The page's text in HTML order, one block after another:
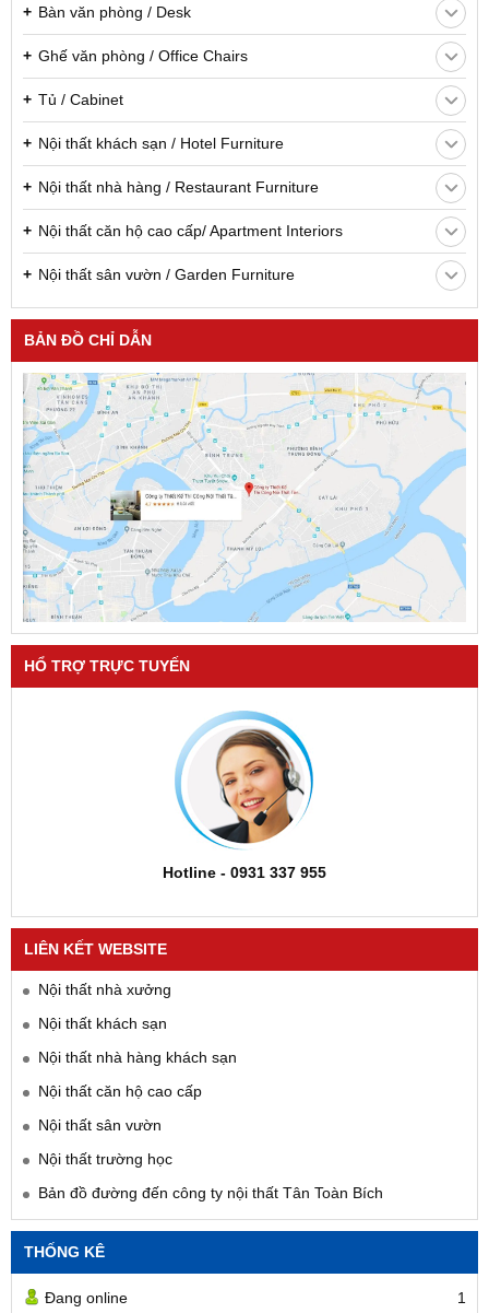
Bàn văn phòng / Desk
Ghế văn phòng / Office Chairs
Tủ / Cabinet
Nội thất khách sạn / Hotel Furniture
Nội thất nhà hàng / Restaurant Furniture
Nội thất căn hộ cao cấp/ Apartment Interiors
Nội thất sân vườn / Garden Furniture
BẢN ĐỒ CHỈ DẪN
HỔ TRỢ TRỰC TUYẾN
Hotline - 0931 337 955
LIÊN KẾT WEBSITE
Nội thất nhà xưởng
Nội thất khách sạn
Nội thất nhà hàng khách sạn
Nội thất căn hộ cao cấp
Nội thất sân vườn
Nội thất trường học
Bản đồ đường đến công ty nội thất Tân Toàn Bích
THỐNG KÊ
Đang online 1